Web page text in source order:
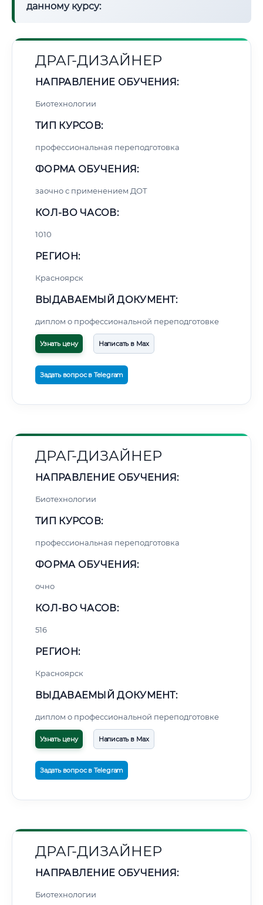
данному курсу:
ДРАГ-ДИЗАЙНЕР
НАПРАВЛЕНИЕ ОБУЧЕНИЯ:
Биотехнологии
ТИП КУРСОВ:
профессиональная переподготовка
ФОРМА ОБУЧЕНИЯ:
заочно с применением ДОТ
КОЛ-ВО ЧАСОВ:
1010
РЕГИОН:
Красноярск
ВЫДАВАЕМЫЙ ДОКУМЕНТ:
диплом о профессиональной переподготовке
Узнать цену Написать в Max
Задать вопрос в Telegram
ДРАГ-ДИЗАЙНЕР
НАПРАВЛЕНИЕ ОБУЧЕНИЯ:
Биотехнологии
ТИП КУРСОВ:
профессиональная переподготовка
ФОРМА ОБУЧЕНИЯ:
очно
КОЛ-ВО ЧАСОВ:
516
РЕГИОН:
Красноярск
ВЫДАВАЕМЫЙ ДОКУМЕНТ:
диплом о профессиональной переподготовке
Узнать цену Написать в Max
Задать вопрос в Telegram
ДРАГ-ДИЗАЙНЕР
НАПРАВЛЕНИЕ ОБУЧЕНИЯ:
Биотехнологии